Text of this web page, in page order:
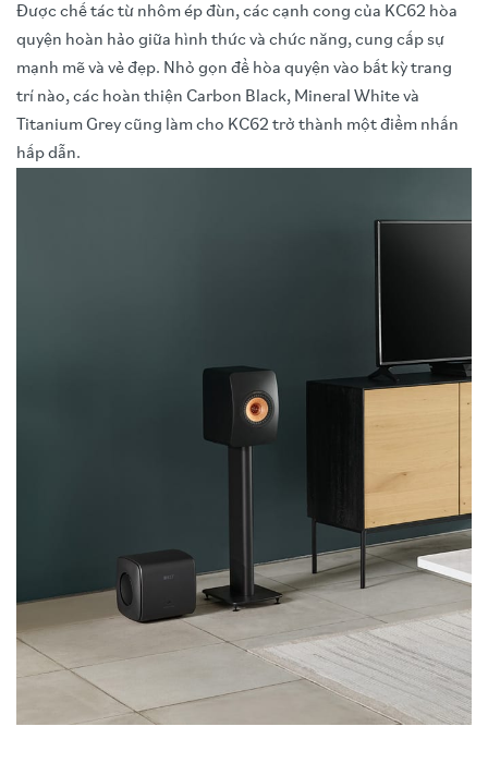
Được chế tác từ nhôm ép đùn, các cạnh cong của KC62 hòa
quyện hoàn hảo giữa hình thức và chức năng, cung cấp sự
mạnh mẽ và vẻ đẹp. Nhỏ gọn để hòa quyện vào bất kỳ trang
trí nào, các hoàn thiện Carbon Black, Mineral White và
Titanium Grey cũng làm cho KC62 trở thành một điểm nhấn
hấp dẫn.